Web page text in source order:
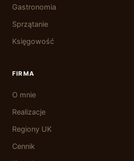
Gastronomia
Sprzątanie
Księgowość
FIRMA
O mnie
Realizacje
Regiony UK
Cennik